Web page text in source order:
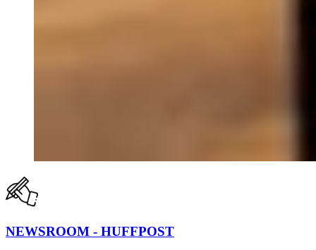
NEWSROOM - HUFFPOST